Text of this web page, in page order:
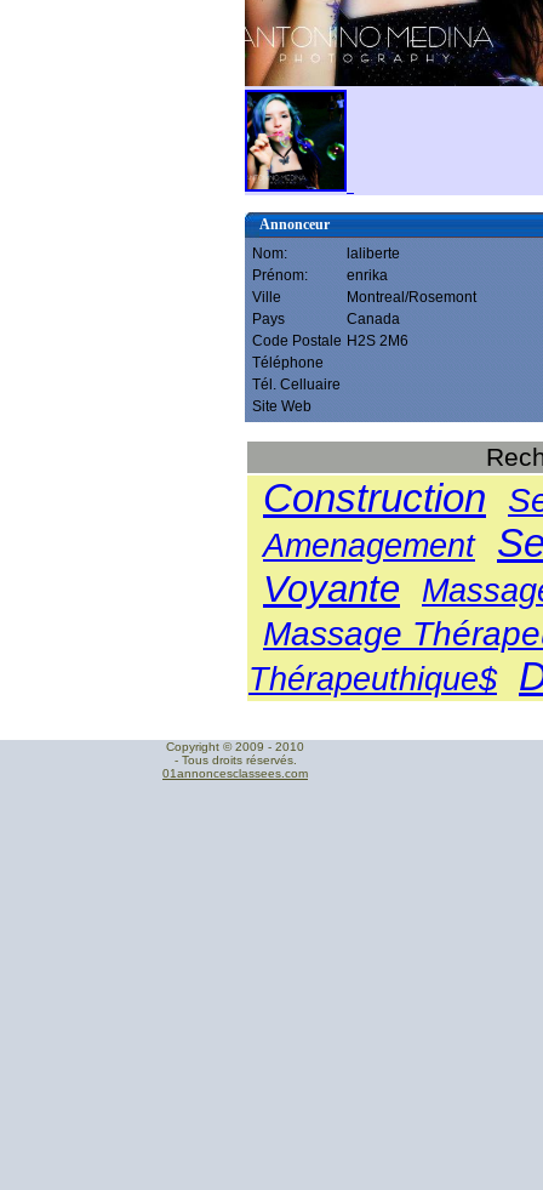
Annonceur
Nom:
laliberte
Prénom:
enrika
Ville
Montreal/Rosemont
Pays
Canada
Code Postale H2S 2M6
Téléphone
Tél. Celluaire
Site Web
Construction
Amenagement
Voyante
Massage
Thérapeuthique$
Copyright © 2009 - 2010
- Tous droits réservés.
01annoncesclassees.com